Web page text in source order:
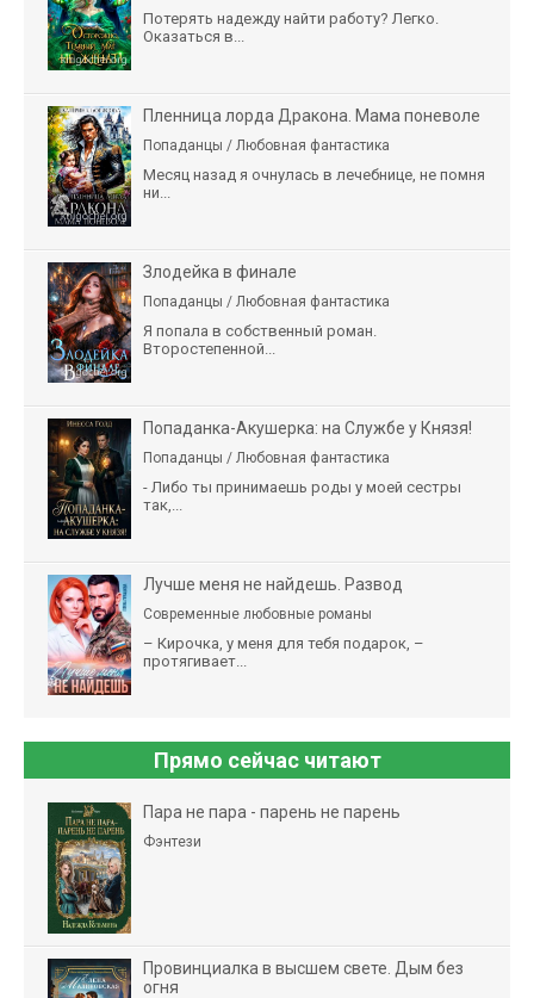
Потерять надежду найти работу? Легко.
Оказаться в...
Пленница лорда Дракона. Мама поневоле
Попаданцы / Любовная фантастика
Месяц назад я очнулась в лечебнице, не помня
ни...
Злодейка в финале
Попаданцы / Любовная фантастика
Я попала в собственный роман.
Второстепенной...
Попаданка-Акушерка: на Службе у Князя!
Попаданцы / Любовная фантастика
- Либо ты принимаешь роды у моей сестры
так,...
Лучше меня не найдешь. Развод
Современные любовные романы
– Кирочка, у меня для тебя подарок, –
протягивает...
Прямо сейчас читают
Пара не пара - парень не парень
Фэнтези
Провинциалка в высшем свете. Дым без
огня